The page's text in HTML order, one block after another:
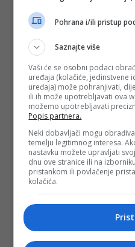
Pohrana i/ili pristup
Saznajte više
Vaši će se osobni podaci
uređaja (kolačiće, jedinstvene
uređaja) može pohranjivati,
ili ih može upotrebljavati ova
možemo upotrebljavati
Popis partnera.
Neki dobavljači mogu
temelju legitimnog interesa.
nastavku možete upravljati
dnu ove stranice ili na
pristankom ili povlačenje
kolačića.